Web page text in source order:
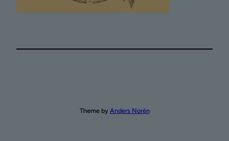
Theme by Anders Norén